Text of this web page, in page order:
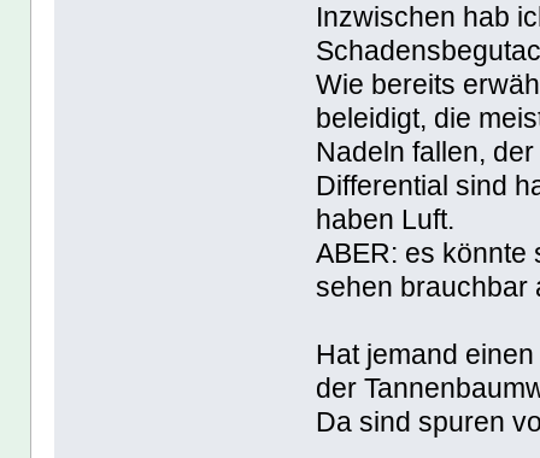
Inzwischen hab
Wie bereits
beleidigt, die
Nadeln fallen,
Differential sind
haben Luft.
ABER: es könnte
sehen brauchbar
Hat jemand
der
Da sind spuren